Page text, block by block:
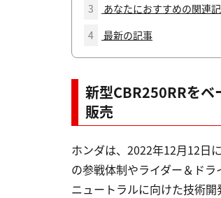
3
あなたにおすすめの関連
4
最新の記事
新型CBR250RRをベ
販売
ホンダは、2022年12月12日
の参戦体制やライダー＆ド
ニュートラルに向けた技術開